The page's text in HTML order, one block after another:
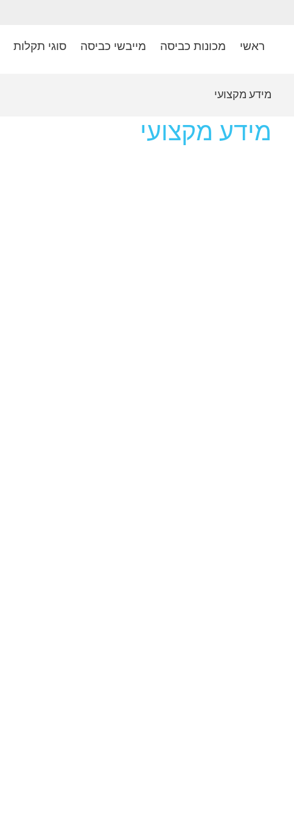
ראשי מכונות כביסה מייבשי כביסה סוגי תקלות
מידע מקצועי
מידע מקצועי